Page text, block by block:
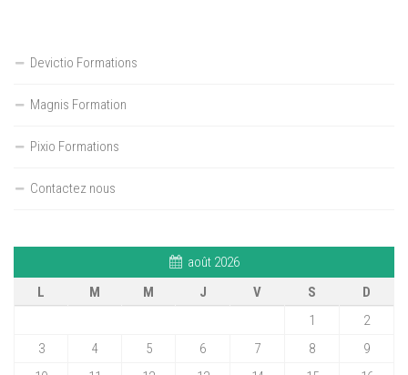
Devictio Formations
Magnis Formation
Pixio Formations
Contactez nous
août 2026
L
M M J V S
D
1
2
3
4 5 6 7 8
9